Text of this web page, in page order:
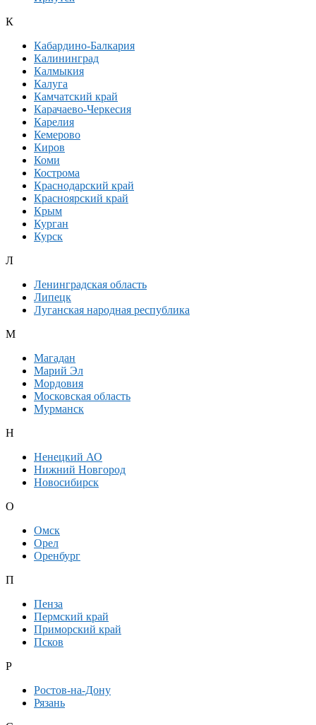
К
Кабардино-Балкария
Калининград
Калмыкия
Калуга
Камчатский край
Карачаево-Черкесия
Карелия
Кемерово
Киров
Коми
Кострома
Краснодарский край
Красноярский край
Крым
Курган
Курск
Л
Ленинградская область
Липецк
Луганская народная республика
М
Магадан
Марий Эл
Мордовия
Московская область
Мурманск
Н
Ненецкий АО
Нижний Новгород
Новосибирск
О
Омск
Орел
Оренбург
П
Пенза
Пермский край
Приморский край
Псков
Р
Ростов-на-Дону
Рязань